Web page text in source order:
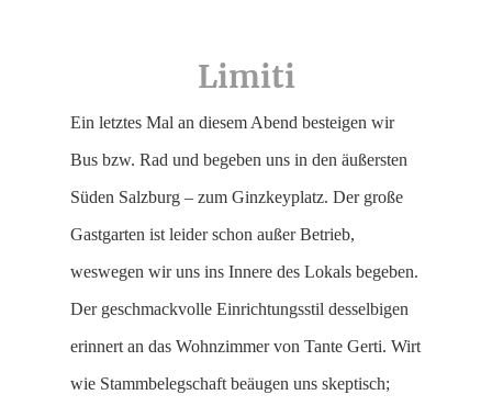
Limiti
Ein letztes Mal an diesem Abend besteigen wir
Bus bzw. Rad und begeben uns in den äußersten
Süden Salzburg – zum Ginzkeyplatz. Der große
Gastgarten ist leider schon außer Betrieb,
weswegen wir uns ins Innere des Lokals begeben.
Der geschmackvolle Einrichtungsstil desselbigen
erinnert an das Wohnzimmer von Tante Gerti. Wirt
wie Stammbelegschaft beäugen uns skeptisch;